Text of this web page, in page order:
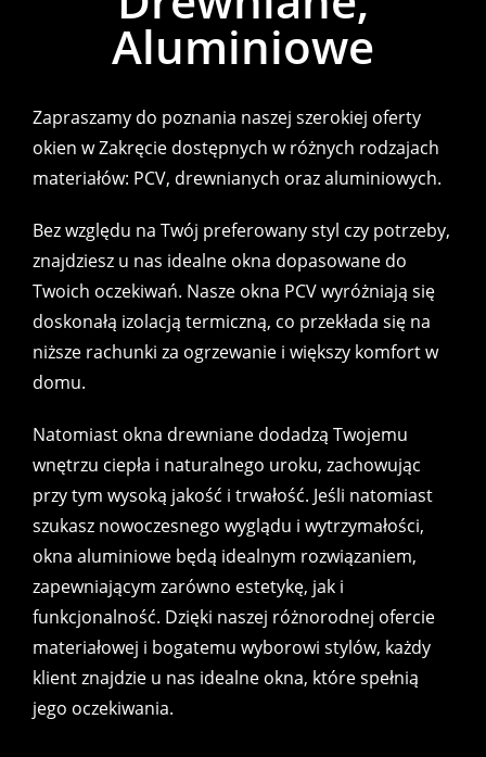
Aluminiowe
Zapraszamy do poznania naszej szerokiej oferty
okien w Zakręcie dostępnych w różnych rodzajach
materiałów: PCV, drewnianych oraz aluminiowych.
Bez względu na Twój preferowany styl czy potrzeby,
znajdziesz u nas idealne okna dopasowane do
Twoich oczekiwań. Nasze okna PCV wyróżniają się
doskonałą izolacją termiczną, co przekłada się na
niższe rachunki za ogrzewanie i większy komfort w
domu.
Natomiast okna drewniane dodadzą Twojemu
wnętrzu ciepła i naturalnego uroku, zachowując
przy tym wysoką jakość i trwałość. Jeśli natomiast
szukasz nowoczesnego wyglądu i wytrzymałości,
okna aluminiowe będą idealnym rozwiązaniem,
zapewniającym zarówno estetykę, jak i
funkcjonalność. Dzięki naszej różnorodnej ofercie
materiałowej i bogatemu wyborowi stylów, każdy
klient znajdzie u nas idealne okna, które spełnią
jego oczekiwania.